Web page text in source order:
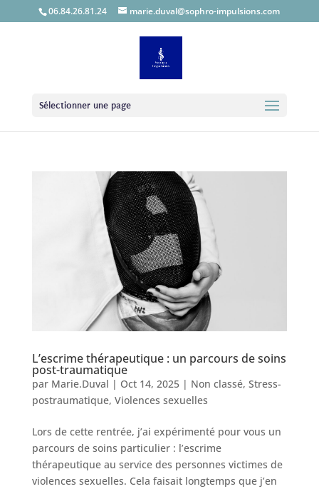
06.84.26.81.24 marie.duval@sophro-impulsions.com
Sélectionner une page
L’escrime thérapeutique : un parcours de soins
post-traumatique
par Marie.Duval | Oct 14, 2025| Non classé, Stress-
postraumatique, Violences sexuelles
Lors de cette rentrée, j’ai expérimenté pour vous un
parcours de soins particulier : l’escrime
thérapeutique au service des personnes victimes de
violences sexuelles. Cela faisait longtemps que j’en